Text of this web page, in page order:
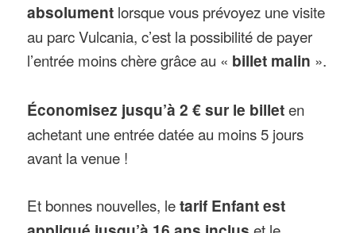
absolument lorsque vous prévoyez une visite
au parc Vulcania, c’est la possibilité de payer
l’entrée moins chère grâce au « billet malin ».
Économisez jusqu’à 2 € sur le billeten
achetant une entrée datée au moins 5 jours
avant la venue !
Et bonnes nouvelles, letarif Enfant est